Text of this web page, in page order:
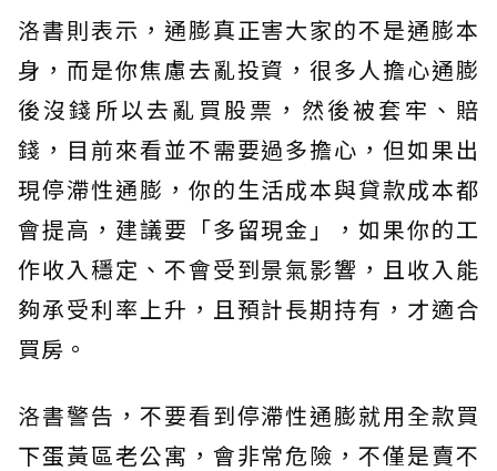
洛書則表示，通膨真正害大家的不是通膨本
身，而是你焦慮去亂投資，很多人擔心通膨
後沒錢所以去亂買股票，然後被套牢、賠
錢，目前來看並不需要過多擔心，但如果出
現停滯性通膨，你的生活成本與貸款成本都
會提高，建議要「多留現金」，如果你的工
作收入穩定、不會受到景氣影響，且收入能
夠承受利率上升，且預計長期持有，才適合
買房。
洛書警告，不要看到停滯性通膨就用全款買
下蛋黃區老公寓，會非常危險，不僅是賣不